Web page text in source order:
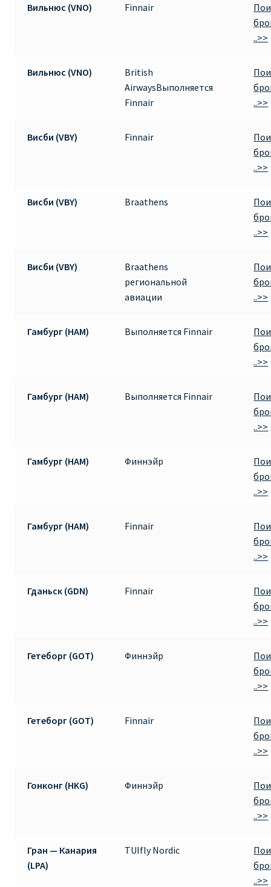
Вильнюс (VNO) Finnair
..>>
Вильнюс (VNO)
British
AirwaysВыполняется
Finnair
..>>
Висби (VBY) Finnair
..>>
Висби (VBY) Braathens
..>>
Висби (VBY)
Braathens
региональной
авиации
..>>
Гамбург (HAM) Выполняется Finnair
..>>
Гамбург (HAM) Выполняется Finnair
..>>
Гамбург (HAM) Финнэйр
..>>
Гамбург (HAM) Finnair
..>>
Гданьск (GDN) Finnair
..>>
Гетеборг (GOT) Финнэйр
..>>
Гетеборг (GOT) Finnair
..>>
Гонконг (HKG) Финнэйр
..>>
Гран — Канария
(LPA)
TUIfly Nordic
..>>